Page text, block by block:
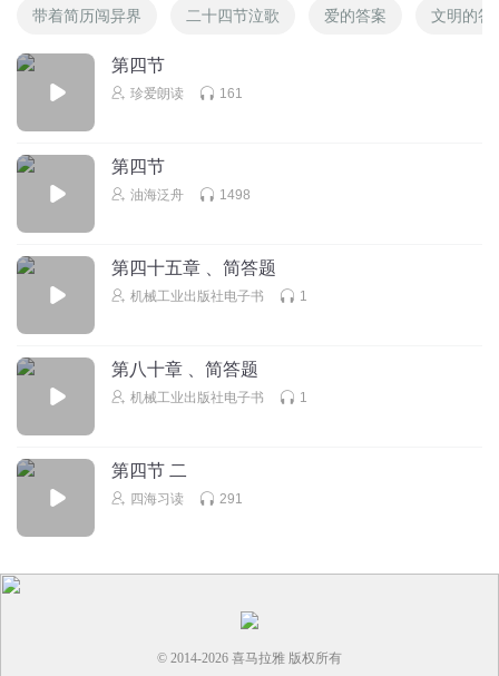
带着简历闯异界 二十四节泣歌 爱的答案 文明的答
第四节
珍爱朗读 161
第四节
油海泛舟 1498
第四十五章 、简答题
机械工业出版社电子书 1
第八十章 、简答题
机械工业出版社电子书 1
第四节 二
四海习读 291
© 2014-2026 喜马拉雅 版权所有